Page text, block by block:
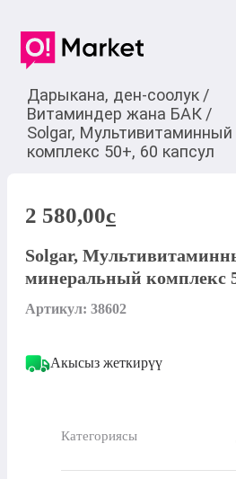
Дарыкана, ден-соолук /
Витаминдер жана БАК /
Solgar,
комплекс 50+, 60 капсул
2 580,00c
Solgar,
минеральный комплекс
Артикул: 38602
Акысыз жеткирүү
Категориясы